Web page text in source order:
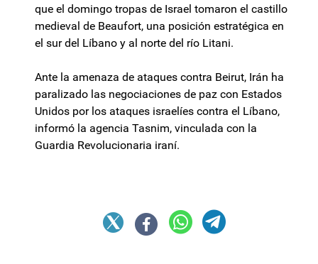
que el domingo tropas de Israel tomaron el castillo
medieval de Beaufort, una posición estratégica en
el sur del Líbano y al norte del río Litani.
Ante la amenaza de ataques contra Beirut, Irán ha
paralizado las negociaciones de paz con Estados
Unidos por los ataques israelíes contra el Líbano,
informó la agencia Tasnim, vinculada con la
Guardia Revolucionaria iraní.